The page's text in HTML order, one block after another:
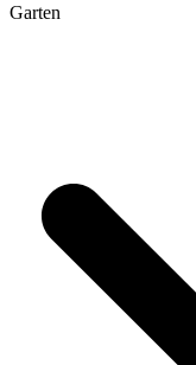
Garten